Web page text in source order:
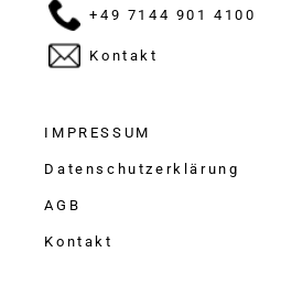
+49 7144 901 4100
Kontakt
IMPRESSUM
Datenschutzerklärung
AGB
Kontakt